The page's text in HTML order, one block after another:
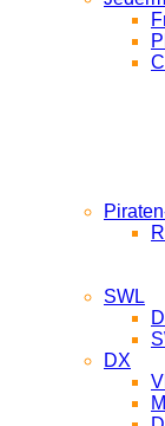
SWL
DX